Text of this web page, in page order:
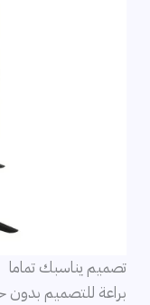
تصميم يناسبك تماما
براعة للتصميم بدون